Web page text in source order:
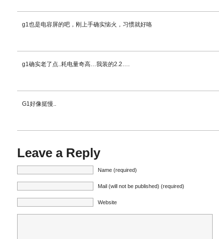
g1也是电容屏的吧，刚上手确实恼火，习惯就好咯
g1确实老了点..耗电量奇高…我装的2.2….
G1好像挺慢..
Leave a Reply
Name (required)
Mail (will not be published) (required)
Website